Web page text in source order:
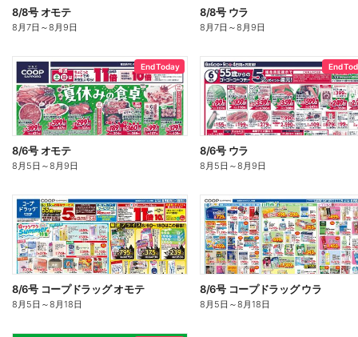
8/8号 オモテ
8月7日 ～8月9日
8/8号 ウラ
8月7日 ～8月9日
End Today
8/6号 オモテ
8月5日 ～8月9日
End
8/6号 ウラ
8月5日 ～8月9日
8/6号 コープドラッグ オモテ
8月5日 ～8月18日
8/6号 コープドラッグ ウラ
8月5日 ～8月18日